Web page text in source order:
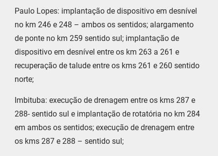
Paulo Lopes: implantação de dispositivo em desnível
no km 246 e 248 – ambos os sentidos; alargamento
de ponte no km 259 sentido sul; implantação de
dispositivo em desnível entre os km 263 a 261 e
recuperação de talude entre os kms 261 e 260 sentido
norte;
Imbituba: execução de drenagem entre os kms 287 e
288- sentido sul e implantação de rotatória no km 284
em ambos os sentidos; execução de drenagem entre
os kms 287 e 288 – sentido sul;